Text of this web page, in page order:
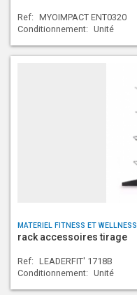
Ref: MYOIMPACT ENT0320
Conditionnement: Unité
MATERIEL FITNESS ET WELLNESS
rack accessoires tirage
Ref: LEADERFIT' 1718B
Conditionnement: Unité